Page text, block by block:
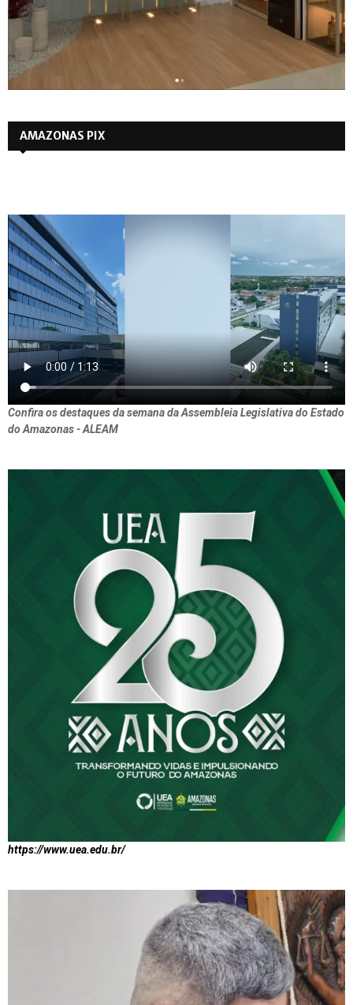
AMAZONAS PIX
Confira os destaques da semana da Assembleia Legislativa do Estado
do Amazonas - ALEAM
https://www.uea.edu.br/